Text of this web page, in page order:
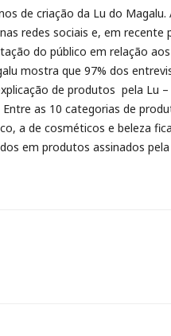
de criação da Lu do
redes sociais e, em recente
do público em relação
mostra que 97% dos
de produtos pela Lu
as 10 categorias de
a de cosméticos e beleza
em produtos assinados